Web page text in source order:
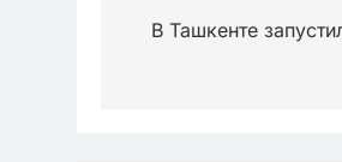
поВ Ташкенте